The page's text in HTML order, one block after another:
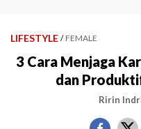
LIFESTYLE / FEMALE
3 Cara Menjaga
dan
Ririn